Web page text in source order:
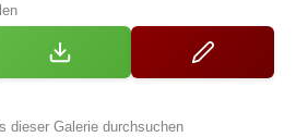
dieser Galerie durchsuchen